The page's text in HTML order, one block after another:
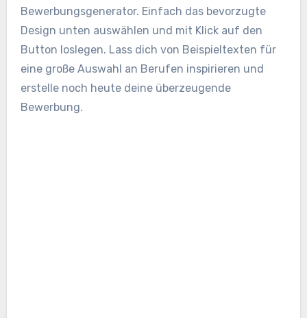
Bewerbungsgenerator. Einfach das bevorzugte
Design unten auswählen und mit Klick auf den
Button loslegen. Lass dich von Beispieltexten für
eine große Auswahl an Berufen inspirieren und
erstelle noch heute deine überzeugende
Bewerbung.